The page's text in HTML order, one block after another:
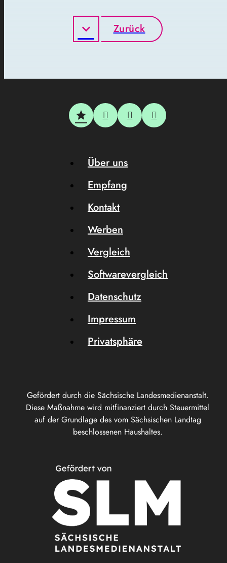
Zurück
Gefördert durch die Sächsische Landesmedienanstalt.
Diese Maßnahme wird mitfinanziert durch Steuermittel
auf der Grundlage des vom Sächsischen Landtag
beschlossenen Haushaltes.
Über uns
Empfang
Kontakt
Werben
Vergleich
Softwarevergleich
Datenschutz
Impressum
Privatsphäre